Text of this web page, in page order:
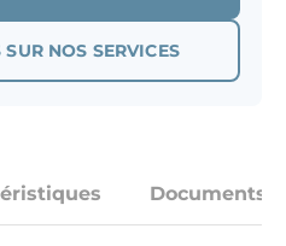
NOS SERVICES
Documents